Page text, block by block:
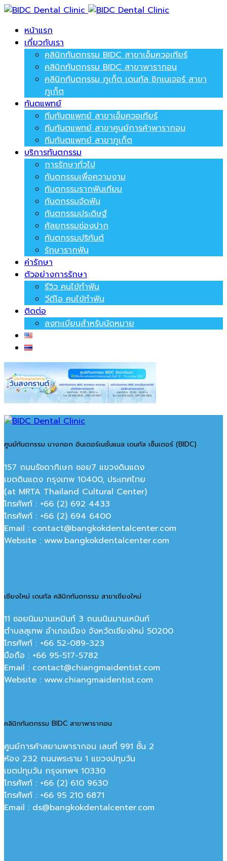
หน้าแรก
เกี่ยวกับเรา
คลินิกทันตกรรม BIDC สาขาเอ็มควอเทียร์
คลินิกทันตกรรม BIDC สาขาพารากอน
คลินิกทันตกรรม ภูเก็ต เดนทัล ซิกเนเจอร์ สาขา
ภูเก็ต
ทันตแพทย์
ทีมทันตแพทย์ สาขาเอ็มควอเทียร์
ทีมทันตแพทย์ สาขาศูนย์การค้าพารากอน
ทีมทันตแพทย์ สาขาภูเก็ต
บริการทันตกรรม
การรักษาทั่วไป
ทันตกรรมเพื่อความงาม
ทันตกรรมรากฟันเทียม
ทันตกรรมจัดฟัน
ทันตกรรมประดิษฐ์
ศัลยกรรมช่องปาก
ทันตกรรมปริทันต์
รักษารากฟัน
ค่ารักษา
ตัวอย่างการรักษา
รีวิว คนไข้ทำฟัน
วีดีโอ คนไข้ทำฟัน
ติดต่อ
ลงทะเบียนสำหรับนัดหมาย
ศูนย์ทันตกรรม บางกอก อินเตอร์เนชั่นแนล เดนทัล เซ็นเตอร์ (BIDC)
157 ถนนรัชดาภิเษก ซอย7 แขวงดินแดง
เขตดินแดง กรุงเทพ 10400, ประเทศไทย
(at MRTA Thailand Cultural Center)
โทรศัพท์ : +66 (2) 692 4433
โทรศัพท์ : +66 (2) 694 6400
Email : contact@bangkokdentalcenter.com
Website : www.bangkokdentalcenter.com
เชียงใหม่ เดนทัล คลินิกทันตกรรม สาขาเชียงใหม่
11 ซอยนิมมานเหมินท์ 3 ถนนนิมมานเหมินท์
ตำบลสุเทพ อำเภอเมือง จังหวัดเชียงใหม่ 50200
โทรศัพท์ : +66 52-089-323
มือถือ : +66 95-517-5782
Email : contact@chiangmaidentist.com
Website : www.chiangmaidentist.com
คลินิกทันตกรรม BIDC สาขาพารากอน
ศูนย์การค้าสยามพารากอน เลขที่ 991 ชั้น 2
ห้อง 232 ถนนพระราม 1 แขวงปทุมวัน
เขตปทุมวัน กรุงเทพฯ 10330
โทรศัพท์ : +66 (2) 610 9630
โทรศัพท์ : +66 95 210 6871
Email : ds@bangkokdentalcenter.com